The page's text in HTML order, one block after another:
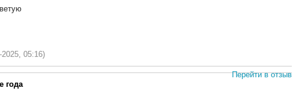
2025, 05:16)
Перейти в отзыв
года